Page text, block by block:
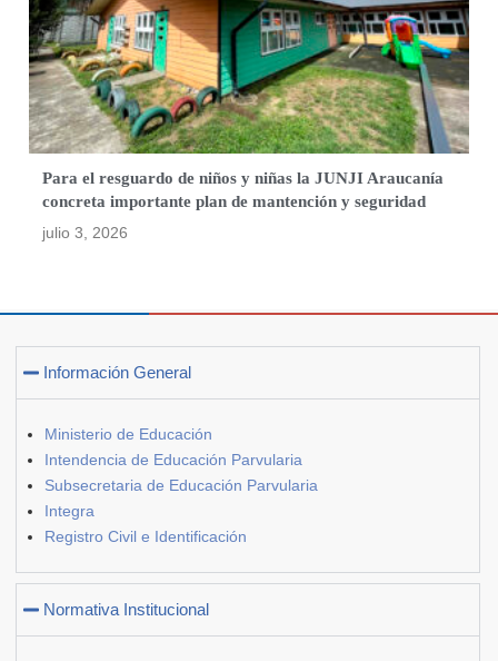
Para el resguardo de niños y niñas la JUNJI Araucanía
concreta importante plan de mantención y seguridad
julio 3, 2026
Información General
Ministerio de Educación
Intendencia de Educación Parvularia
Subsecretaria de Educación Parvularia
Integra
Registro Civil e Identificación
Normativa Institucional